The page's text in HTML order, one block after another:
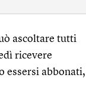
ascoltare tutti
ricevere
essersi abbonati,